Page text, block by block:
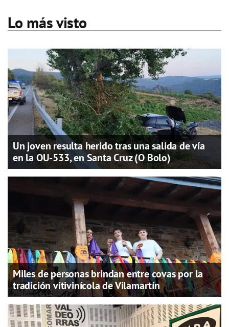
Lo más visto
Un joven resulta herido tras una salida de vía
en la OU-533, en Santa Cruz (O Bolo)
Miles de personas brindan entre covas por la
tradición vitivinícola de Vilamartín